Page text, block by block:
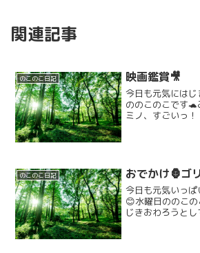
関連記事
のこのこ日記 映画鑑賞🎥
今日も元気には
ののこのこです🐢
ミノ、すごいっ
のこのこ日記 おでかけ🦍ゴ
今日も元気いっぱ
😊水曜日ののこ
じきおわろうと